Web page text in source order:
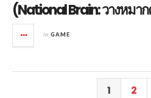
(National Brain: วางหมา
in GAME
1 2